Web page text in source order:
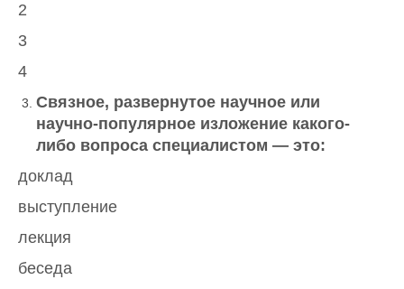
2
3
4
Связное, развернутое научное или
научно-популярное изложение какого-
либо вопроса специалистом — это:
доклад
выступление
лекция
беседа